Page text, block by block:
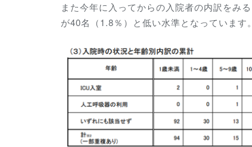
また今年に入ってからの入院者の内訳をみ
が40名（1.8％）と低い水準となっています